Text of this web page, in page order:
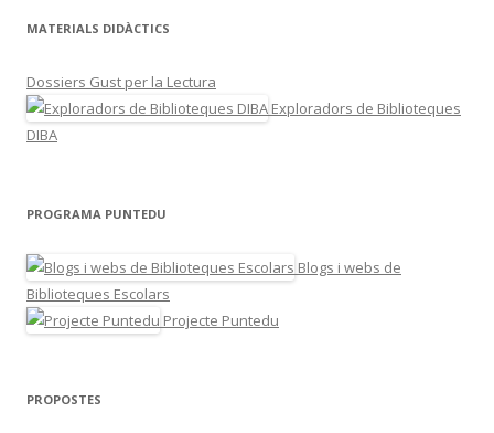
MATERIALS DIDÀCTICS
Dossiers Gust per la Lectura
Exploradors de Biblioteques
DIBA
PROGRAMA PUNTEDU
Blogs i webs de
Biblioteques Escolars
Projecte Puntedu
PROPOSTES